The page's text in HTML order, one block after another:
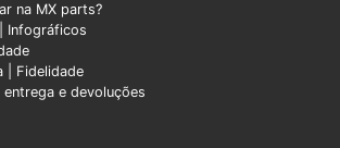
na MX parts?
Infográficos
| Fidelidade
e devoluções